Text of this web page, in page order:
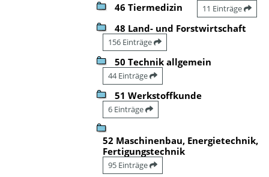
46 Tiermedizin 11 Einträge
48 Land- und Forstwirtschaft
156 Einträge
50 Technik allgemein
44 Einträge
51 Werkstoffkunde
6 Einträge
52 Maschinenbau, Energietechnik,
Fertigungstechnik
95 Einträge